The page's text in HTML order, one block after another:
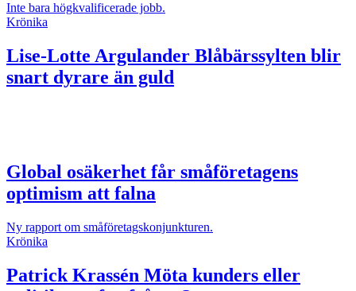
Inte bara högkvalificerade jobb.
Krönika
Lise-Lotte Argulander Blåbärssylten blir
snart dyrare än guld
Global osäkerhet får småföretagens
optimism att falna
Ny rapport om småföretagskonjunkturen.
Krönika
Patrick Krassén Möta kunders eller